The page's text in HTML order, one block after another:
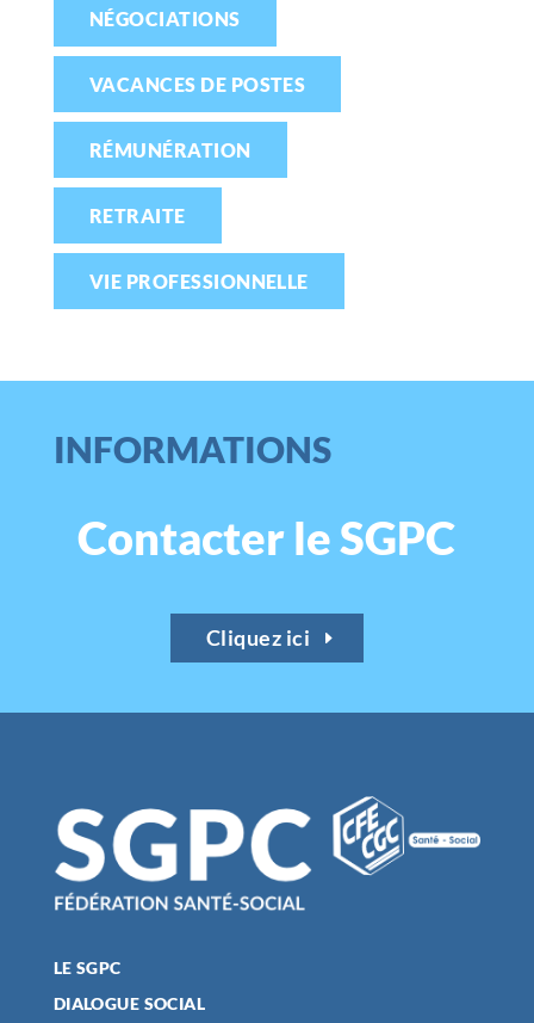
NÉGOCIATIONS
VACANCES DE POSTES
RÉMUNÉRATION
RETRAITE
VIE PROFESSIONNELLE
INFORMATIONS
Contacter le SGPC
Cliquez ici
LE SGPC
DIALOGUE SOCIAL